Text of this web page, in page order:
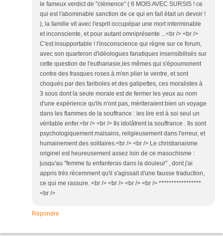
le fameux verdict de "clémence" ( 6 MOIS AVEC SURSIS ! ce
qui est l'abominable sanction de ce qui en fait était un devoir !
), la famille vit avec l'esprit occupépar une mort interminable
et inconsciente, et pour autant omniprésente ...<br /> <br />
C'est insupportable ! l'insconscience qui règne sur ce forum,
avec son quarteron d'idéologues fanatiques insensibilisés sur
cette question de l'euthanasie,les mêmes qui s'époumonent
contre des frasques roses à m'en plier le ventre, et sont
choqués par des fariboles et des galipettes, ces moralistes à
3 sous dont la seule morale est de fermer les yeux au nom
d'une expérience qu'ils n'ont pas, mériteraient bien un voyage
dans les flammes de la souffrance : les lire est à soi seul un
véritable enfer.<br /> <br /> Ils idolâtrent la souffrance . Ils sont
psychologiquement malsains, religieusement dans l'erreur, et
humainement des solitaires.<br /> <br /> Le christianaisme
originel est heureusement assez loin de ce masochisme :
jusqu'au "femme tu enfanteras dans la douleur" , dont j'ai
appris très récemment qu'il s'agissait d'une fausse traduction,
ce qui me rassure. <br /> <br /> <br /> <br /> *****************
<br />
Répondre